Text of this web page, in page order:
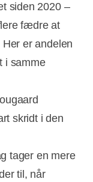
siden 2020 –
fædre at
er andelen
i samme
skridt i den
tager en mere
til, når